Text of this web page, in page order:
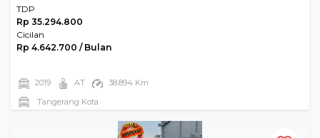
TDP
Rp 35.294.800
Cicilan
Rp 4.642.700 / Bulan
2019 AT
38.894 Km
Tangerang Kota